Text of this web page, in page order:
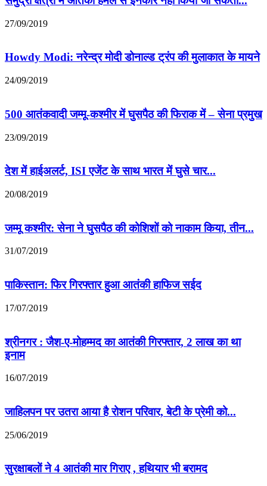
27/09/2019
Howdy Modi: नरेन्द्र मोदी डोनाल्ड ट्रंप की मुलाकात के मायने
24/09/2019
500 आतंकवादी जम्मू-कश्मीर में घुसपैठ की फिराक में – सेना प्रमुख
23/09/2019
देश में हाईअलर्ट, ISI एजेंट के साथ भारत में घुसे चार...
20/08/2019
जम्मू कश्मीर: सेना ने घुसपैठ की कोशिशों को नाकाम किया, तीन...
31/07/2019
पाकिस्‍तान: फिर गिरफ्तार हुआ आतंकी हाफिज सईद
17/07/2019
श्रीनगर : जैश-ए-मोहम्मद का आतंकी गिरफ्तार, 2 लाख का था
इनाम
16/07/2019
जाहिलपन पर उतरा आया है रोशन परिवार, बेटी के प्रेमी को...
25/06/2019
सुरक्षाबलों ने 4 आतंकी मार गिराए , हथियार भी बरामद